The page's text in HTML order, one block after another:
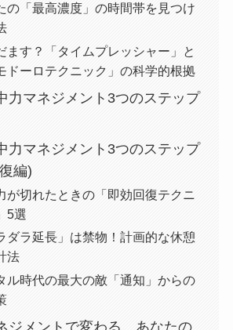
の「最高濃度」の時間帯を見つけ
ます？「タイムプレッシャー」と
ドーロテクニック」の科学的根拠
力マネジメント3つのステップ
力マネジメント3つのステップ
編)
が切れたときの「即効回復テクニ
5選
ダラ延長」は禁物！計画的な休憩
法
ル時代の最大の敵「通知」からの